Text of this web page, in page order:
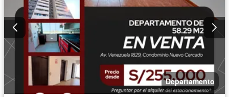
Departamento